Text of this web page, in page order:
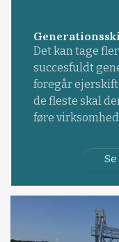
Det kan tage
succesfuldt
foregår
de fleste skal
føre